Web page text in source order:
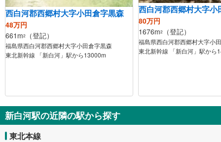
西白河郡西郷村大字小田倉字黒森
48万円
661m2 （登記）
福島県西白河郡西郷村大字小田倉字黒森
東北新幹線 「新白河」駅から13000m
西白河郡西郷村大字小
80万円
1676m2 （登記）
福島県西白河郡西郷村大字小
東北新幹線 「新白河」駅から
新白河駅の近隣の駅から探す
東北本線